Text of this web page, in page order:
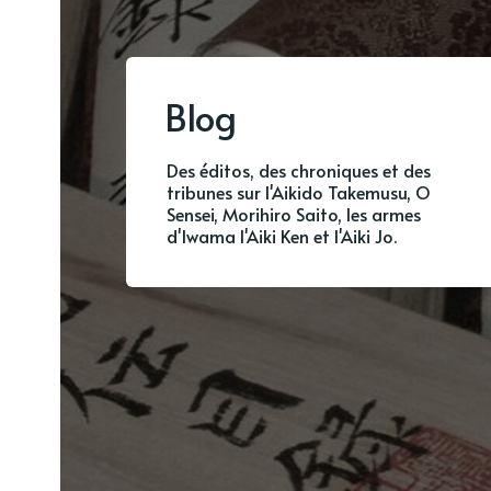
Blog
Des éditos, des chroniques et des
tribunes sur l'Aikido Takemusu, O
Sensei, Morihiro Saito, les armes
d'Iwama l'Aiki Ken et l'Aiki Jo.